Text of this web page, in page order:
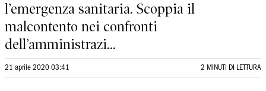
l’emergenza sanitaria. Scoppia il
malcontento nei confronti
dell’amministrazi...
21 aprile 2020 03:41 2 MINUTI DI LETTURA